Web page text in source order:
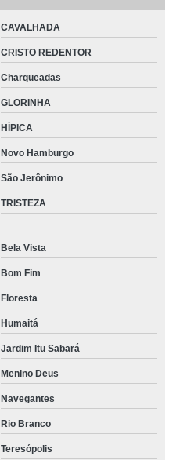
CAVALHADA
CRISTO REDENTOR
Charqueadas
GLORINHA
HÍPICA
Novo Hamburgo
São Jerônimo
TRISTEZA
Bela Vista
Bom Fim
Floresta
Humaitá
Jardim Itu Sabará
Menino Deus
Navegantes
Rio Branco
Teresópolis